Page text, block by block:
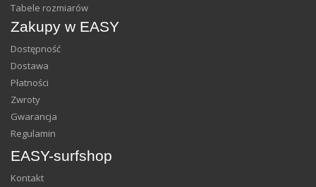
Tabele rozmiarów
Zakupy w EASY
Dostępność
Dostawa
Płatności
Zwroty
Gwarancja
Regulamin
EASY-surfshop
Kontakt